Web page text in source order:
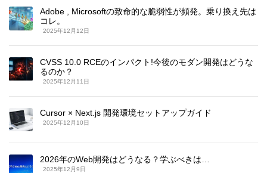
Adobe , Microsoftの致命的な脆弱性が頻発。乗り換え先は
コレ。
2025年12月12日
CVSS 10.0 RCEのインパクト!今後のモダン開発はどうな
るのか？
2025年12月11日
Cursor × Next.js 開発環境セットアップガイド
2025年12月10日
2026年のWeb開発はどうなる？学ぶべきは…
2025年12月9日